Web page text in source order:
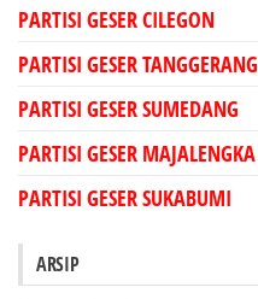
PARTISI GESER CILEGON
PARTISI GESER TANGGERANG
PARTISI GESER SUMEDANG
PARTISI GESER MAJALENGKA
PARTISI GESER SUKABUMI
ARSIP